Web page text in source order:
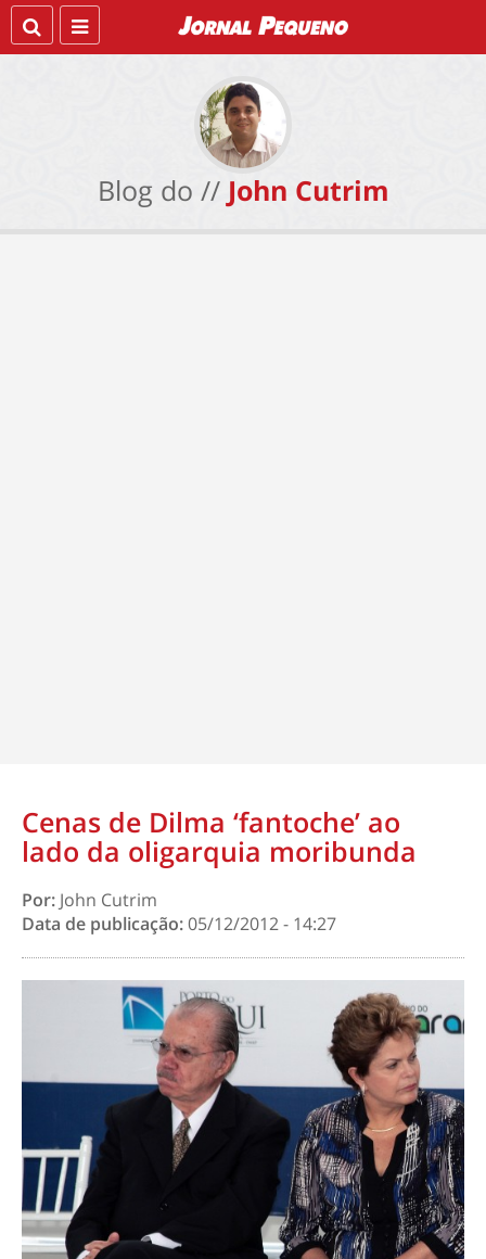
Blog do // John Cutrim
Cenas de Dilma ‘fantoche’ ao
lado da oligarquia moribunda
Por: John Cutrim
Data de publicação:05/12/2012 - 14:27